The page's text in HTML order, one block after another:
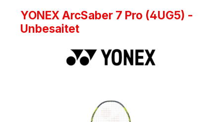
YONEX ArcSaber 7 Pro (4UG5) -
Unbesaitet